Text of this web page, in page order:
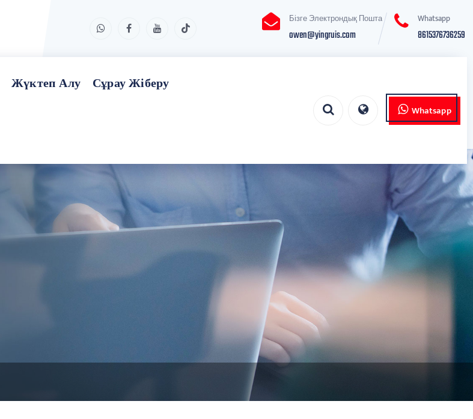
Бізге Электрондық Пошта
owen@yingruis.com
Whatsapp
8615376736259
Жүктеп Алу Сұрау Жіберу
Whatsapp